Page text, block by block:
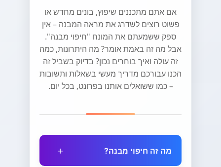
אם אתם מתכננים שיפוץ, בונים מחדש או
פשוט רוצים לשדרג את מראה המבנה – אין
ספק ששמעתם את המונח "חיפוי מבנה".
אבל מה זה באמת אומר? מה היתרונות, כמה
זה עולה ואיך בוחרים נכון? בדיוק בשביל זה
הכנו עבורכם מדריך מעשי בשאלות ותשובות
– כמו ששואלים אותנו בפרונט, בכל יום.
מה זה חיפוי מבנה?